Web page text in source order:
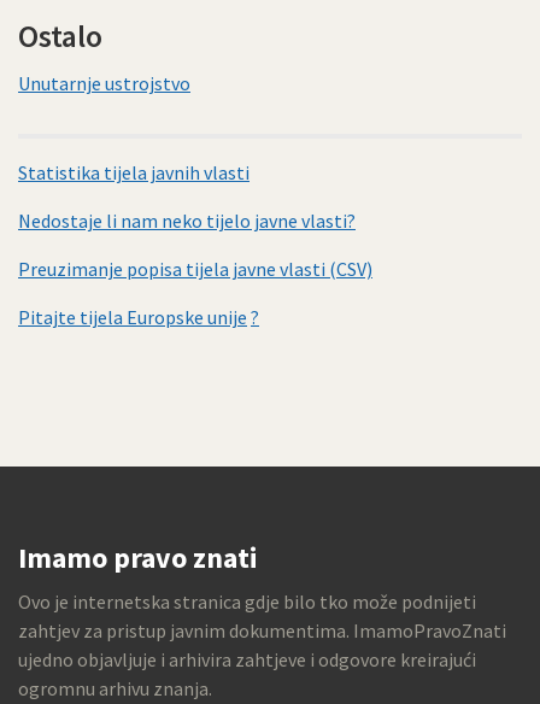
Ostalo
Unutarnje ustrojstvo
Statistika tijela javnih vlasti
Nedostaje li nam neko tijelo javne vlasti?
Preuzimanje popisa tijela javne vlasti (CSV)
Pitajte tijela Europske unije ?
Imamo pravo znati
Ovo je internetska stranica gdje bilo tko može podnijeti
zahtjev za pristup javnim dokumentima. ImamoPravoZnati
ujedno objavljuje i arhivira zahtjeve i odgovore kreirajući
ogromnu arhivu znanja.